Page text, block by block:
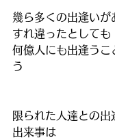
幾ら多くの出逢いが
すれ違ったとしても
何億人にも出逢うこ
う
限られた人達との出
出来事は